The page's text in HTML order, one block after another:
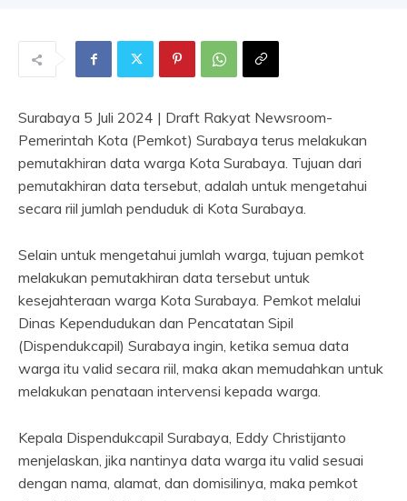
Surabaya 5 Juli 2024 | Draft Rakyat Newsroom-
Pemerintah Kota (Pemkot) Surabaya terus melakukan
pemutakhiran data warga Kota Surabaya. Tujuan dari
pemutakhiran data tersebut, adalah untuk mengetahui
secara riil jumlah penduduk di Kota Surabaya.
Selain untuk mengetahui jumlah warga, tujuan pemkot
melakukan pemutakhiran data tersebut untuk
kesejahteraan warga Kota Surabaya. Pemkot melalui
Dinas Kependudukan dan Pencatatan Sipil
(Dispendukcapil) Surabaya ingin, ketika semua data
warga itu valid secara riil, maka akan memudahkan untuk
melakukan penataan intervensi kepada warga.
Kepala Dispendukcapil Surabaya, Eddy Christijanto
menjelaskan, jika nantinya data warga itu valid sesuai
dengan nama, alamat, dan domisilinya, maka pemkot